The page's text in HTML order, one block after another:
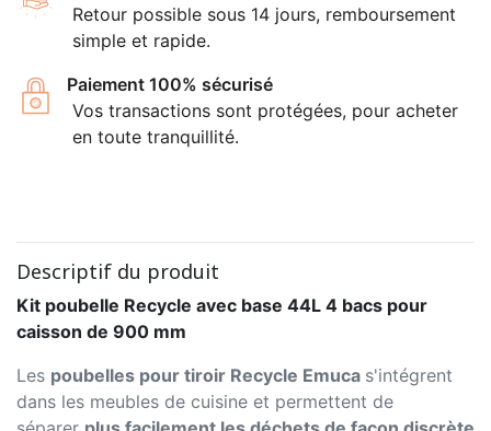
Retour possible sous 14 jours, remboursement
simple et rapide.
Paiement 100% sécurisé
Vos transactions sont protégées, pour acheter
en toute tranquillité.
Descriptif du produit
Kit poubelle Recycle avec base 44L 4 bacs pour
caisson de 900 mm
Les poubelles pour tiroir Recycle Emuca s'intégrent
dans les meubles de cuisine et permettent de